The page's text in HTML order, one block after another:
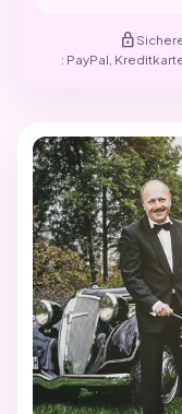
lock
: PayPal,